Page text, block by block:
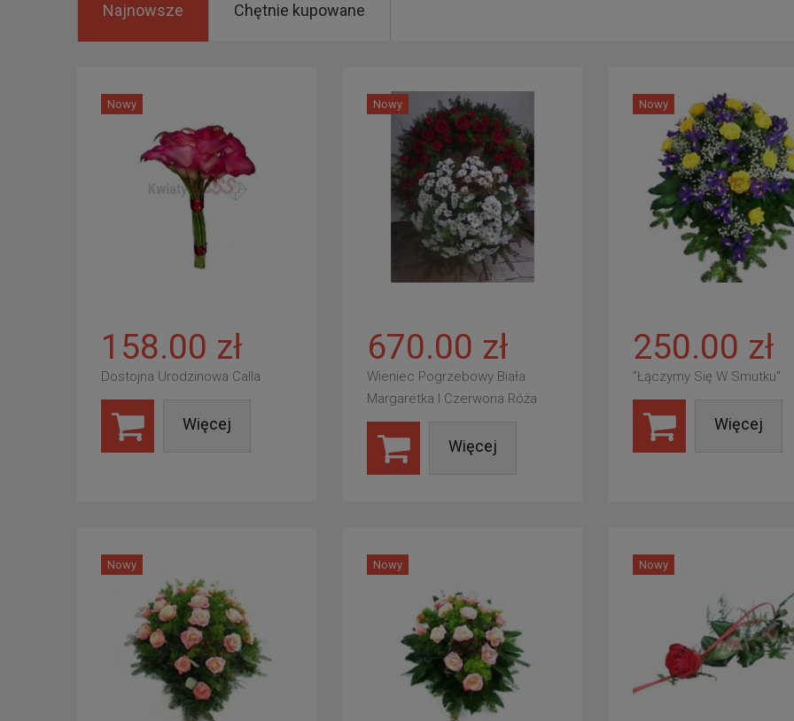
Najnowsze Chętnie kupowane
Nowy
158.00 zł
Dostojna Urodzinowa Calla
Więcej
Nowy
670.00 zł
Wieniec Pogrzebowy Biała
Margaretka I Czerwona Róża
Więcej
Nowy
250.00 zł
"Łączymy Się W Smutku"
Więcej
Nowy Nowy Nowy